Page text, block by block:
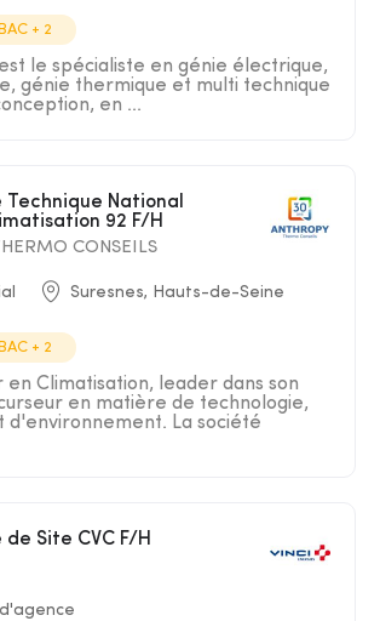
BAC + 2
le spécialiste en génie électrique,
génie thermique et multi technique
en ...
92 F/H
CONSEILS
Suresnes, Hauts-de-Seine
BAC + 2
en Climatisation, leader dans son
en matière de technologie,
d'environnement. La société
de Site CVC F/H